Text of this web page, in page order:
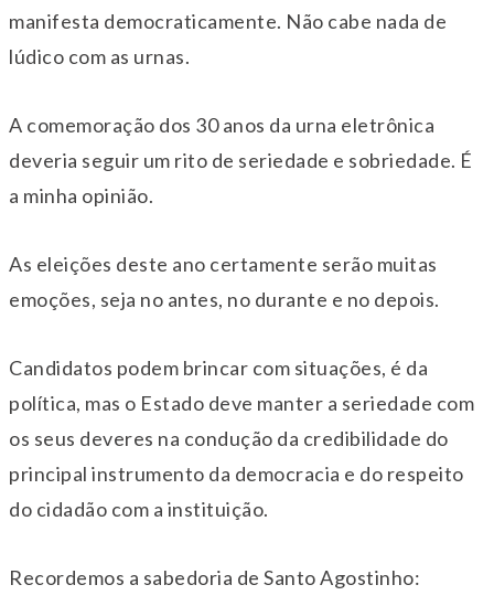
manifesta democraticamente. Não cabe nada de
lúdico com as urnas.
A comemoração dos 30 anos da urna eletrônica
deveria seguir um rito de seriedade e sobriedade. É
a minha opinião.
As eleições deste ano certamente serão muitas
emoções, seja no antes, no durante e no depois.
Candidatos podem brincar com situações, é da
política, mas o Estado deve manter a seriedade com
os seus deveres na condução da credibilidade do
principal instrumento da democracia e do respeito
do cidadão com a instituição.
Recordemos a sabedoria de Santo Agostinho: